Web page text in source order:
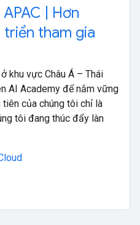
| Hơn
tham gia
khu vực Châu Á – Thái
AI Academy để nắm vững
của chúng tôi chỉ là
tôi đang thúc đẩy làn